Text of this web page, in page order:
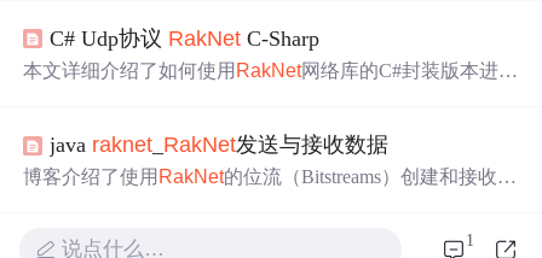
者快速掌握RakNet在C++网络游戏开发中的应用。
C# Udp协议 RakNet C-Sharp
本文详细介绍了如何使用 RakNet网络库的C#封装版本进行
java raknet RakNet发送与接收数据
博客介绍了使用 RakNet的位流（Bitstreams）创建和接收数
时还指出向位流写入首个字节时的常见错误及正确做法。
说点什么… 1